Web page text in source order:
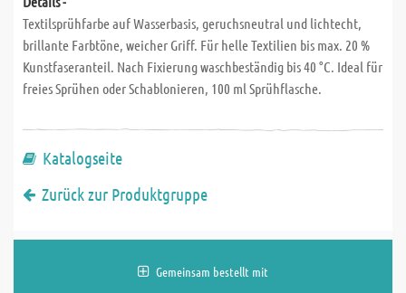
Textilsprühfarbe auf Wasserbasis, geruchsneutral und lichtecht,
brillante Farbtöne, weicher Griff. Für helle Textilien bis max. 20 %
Kunstfaseranteil. Nach Fixierung waschbeständig bis 40 °C. Ideal für
freies Sprühen oder Schablonieren, 100 ml Sprühflasche.
Katalogseite
Zurück zur Produktgruppe
Gemeinsam bestellt mit